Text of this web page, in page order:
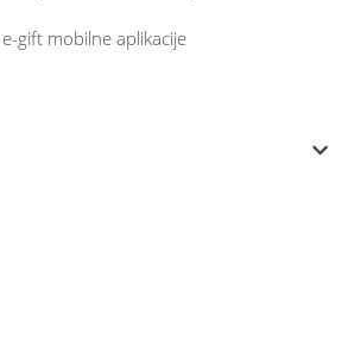
gift mobilne aplikacije